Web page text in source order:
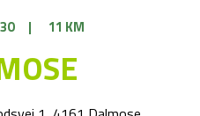
| 11 KM